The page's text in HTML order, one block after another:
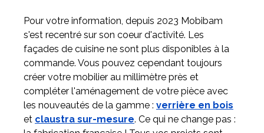
Pour votre information, depuis 2023 Mobibam
s'est recentré sur son coeur d'activité. Les
façades de cuisine ne sont plus disponibles à la
commande. Vous pouvez cependant toujours
créer votre mobilier au millimètre près et
compléter l'aménagement de votre pièce avec
les nouveautés de la gamme : verrière en bois
et claustra sur-mesure. Ce qui ne change pas :